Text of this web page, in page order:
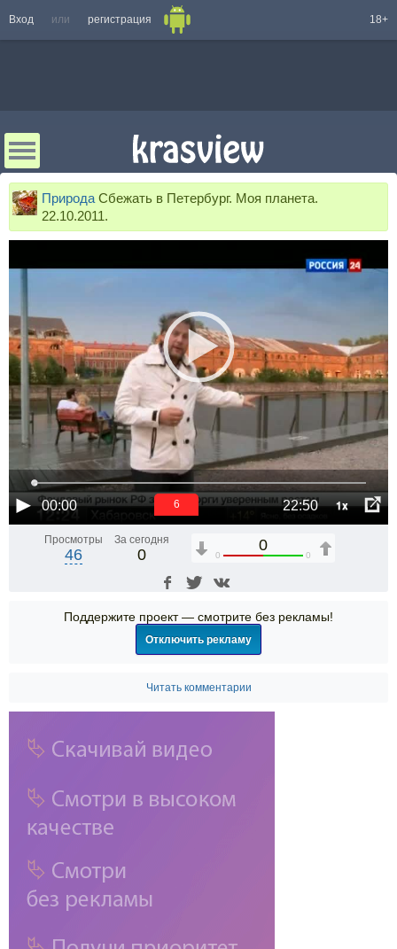
Вход или регистрация 18+
Природа Сбежать в Петербург. Моя планета.
22.10.2011.
00:00 22:50 1x
5
Просмотры
46
За сегодня
0
0
0 0
Поддержите проект — смотрите без рекламы!
Отключить рекламу
Читать комментарии